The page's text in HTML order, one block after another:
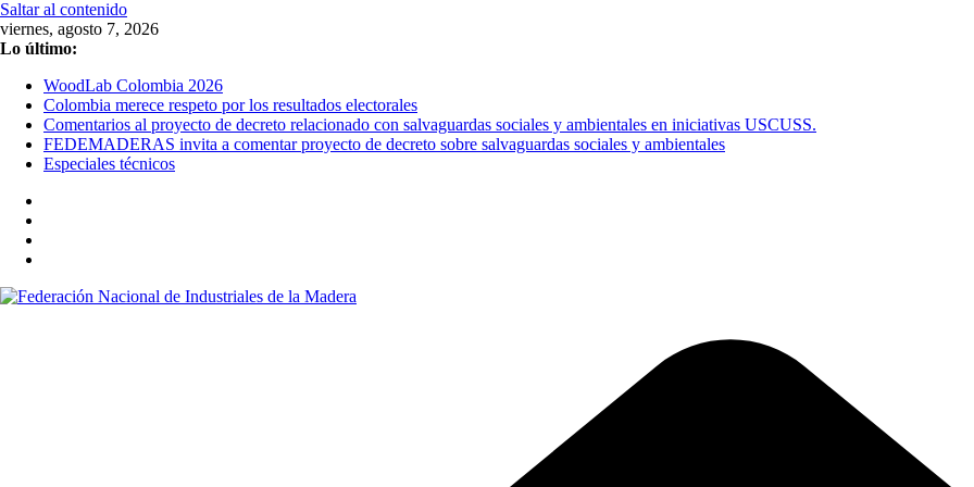
Saltar al contenido
viernes, agosto 7, 2026
Lo último:
WoodLab Colombia 2026
Colombia merece respeto por los resultados electorales
Comentarios al proyecto de decreto relacionado con salvaguardas sociales y ambientales en iniciativas USCUSS.
FEDEMADERAS invita a comentar proyecto de decreto sobre salvaguardas sociales y ambientales
Especiales técnicos